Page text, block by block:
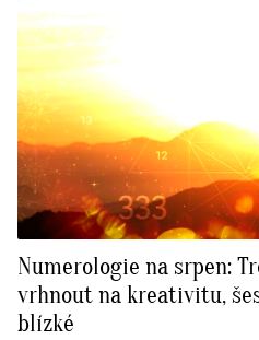
Numerologie na srpen:
vrhnout na kreativitu,
blízké